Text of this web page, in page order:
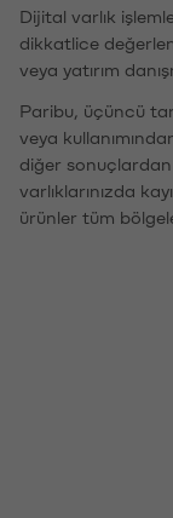
Dijital varlık
dikkatlice
veya yatırım
Paribu, üçüncü
veya
diğer sonuçlardan
varlıklarınızda
ürünler tüm